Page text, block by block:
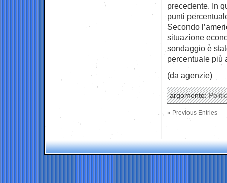
precedente. In
punti
Secondo
situazione
sondaggio è
percentuale più
(da agenzie)
argomento:
« Previous Entries